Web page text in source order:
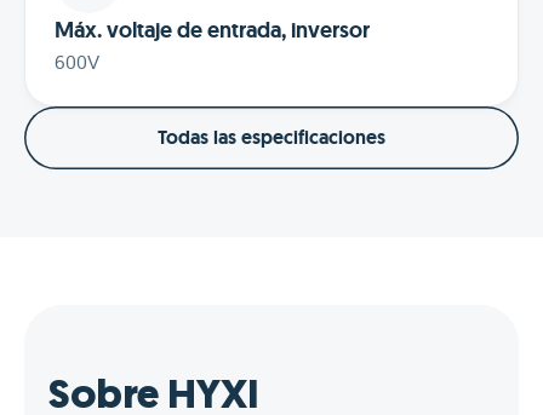
Máx. voltaje de entrada, inversor
600V
Todas las especificaciones
Sobre HYXI